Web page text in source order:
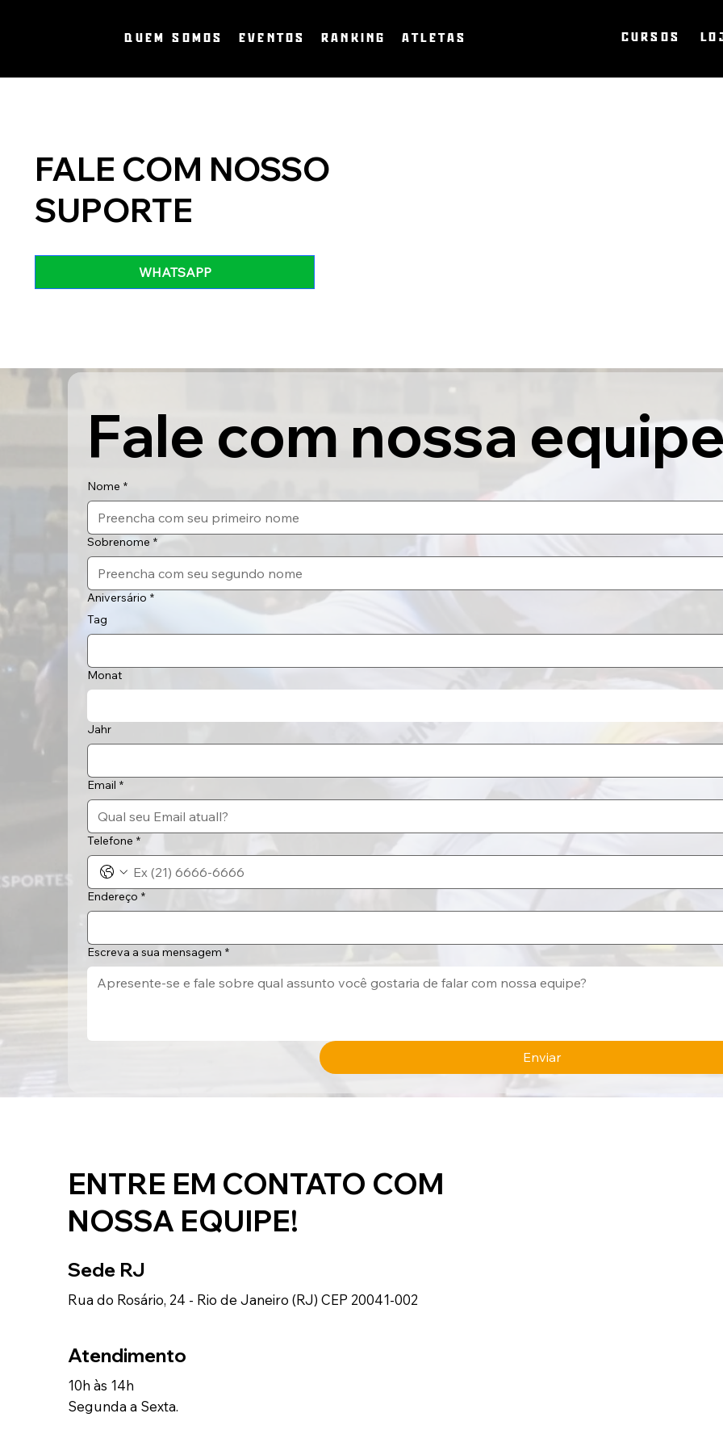
QUEM SOMOS EVENTOS RANKING ATLETAS CURSOS
FALE COM NOSSO
SUPORTE
WHATSAPP
Fale com nossa
Nome *
Sobrenome *
Aniversário *
Tag
Monat
Jahr
Email *
Telefone *
Endereço *
Escreva a sua mensagem *
Enviar
ENTRE EM CONTATO COM
NOSSA EQUIPE!
Sede RJ
Rua do Rosário, 24 - Rio de Janeiro (RJ) CEP 20041-002
Atendimento
10h às 14h
Segunda a Sexta.